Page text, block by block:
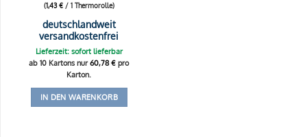
(1,43€/ 1 Thermorolle)
deutschlandweit
versandkostenfrei
Lieferzeit: sofort lieferbar
ab 10 Kartons nur60,78€ pro
Karton.
IN DEN WARENKORB